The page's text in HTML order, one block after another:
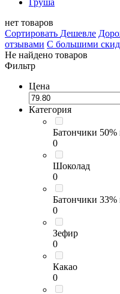
нет товаров
Сортировать Дешевле
отзывами С большими
Не найдено товаров
Фильтр
Цена
Категория
Батончики 50%
0
Шоколад
0
Батончики 33%
0
Зефир
0
Какао
0